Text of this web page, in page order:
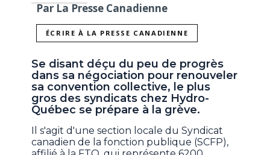
Par La Presse Canadienne
ÉCRIRE À LA PRESSE CANADIENNE
Se disant déçu du peu de progrès
dans sa négociation pour renouveler
sa convention collective, le plus
gros des syndicats chez Hydro-
Québec se prépare à la grève.
Il s'agit d'une section locale du Syndicat
canadien de la fonction publique (SCFP),